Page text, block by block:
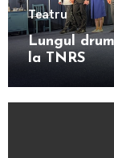
Teatru
Lungul
la TNRS